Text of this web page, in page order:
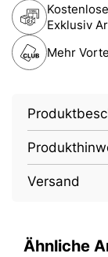
Exklusiv
Mehr
Versand
Ähnliche